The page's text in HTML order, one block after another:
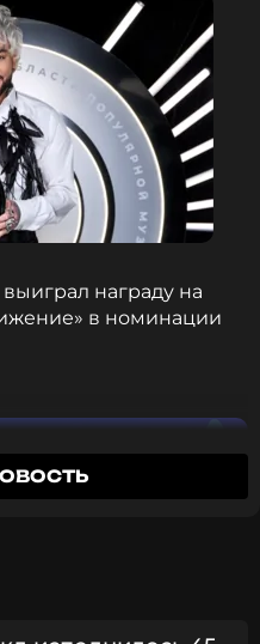
награду на
в номинации